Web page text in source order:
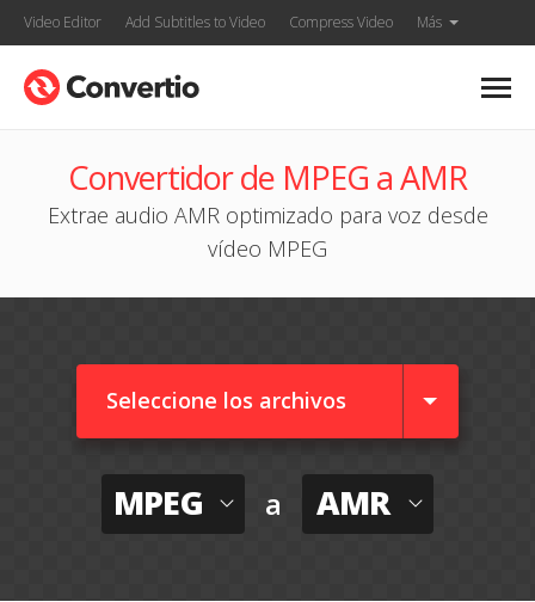
Video Editor Add Subtitles to Video Compress Video Más
Convertidor de MPEG a AMR
Extrae audio AMR optimizado para voz desde
vídeo MPEG
Seleccione los archivos
MPEG a AMR